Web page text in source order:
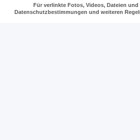
Für verlinkte Fotos, Videos, Dateien
Datenschutzbestimmungen und weiteren